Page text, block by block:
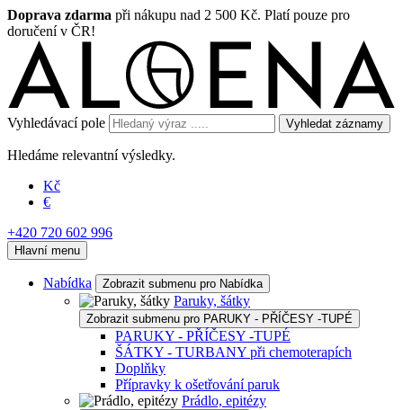
Doprava zdarma při nákupu nad 2 500 Kč. Platí pouze pro
doručení v ČR!
Vyhledávací pole Vyhledat záznamy
Hledáme relevantní výsledky.
Kč
€
+420 720 602 996
Hlavní menu
Nabídka Zobrazit submenu pro Nabídka
Paruky, šátky
Zobrazit submenu pro PARUKY - PŘÍČESY -TUPÉ
PARUKY - PŘÍČESY -TUPÉ
ŠÁTKY - TURBANY při chemoterapích
Doplňky
Přípravky k ošetřování paruk
Prádlo, epitézy